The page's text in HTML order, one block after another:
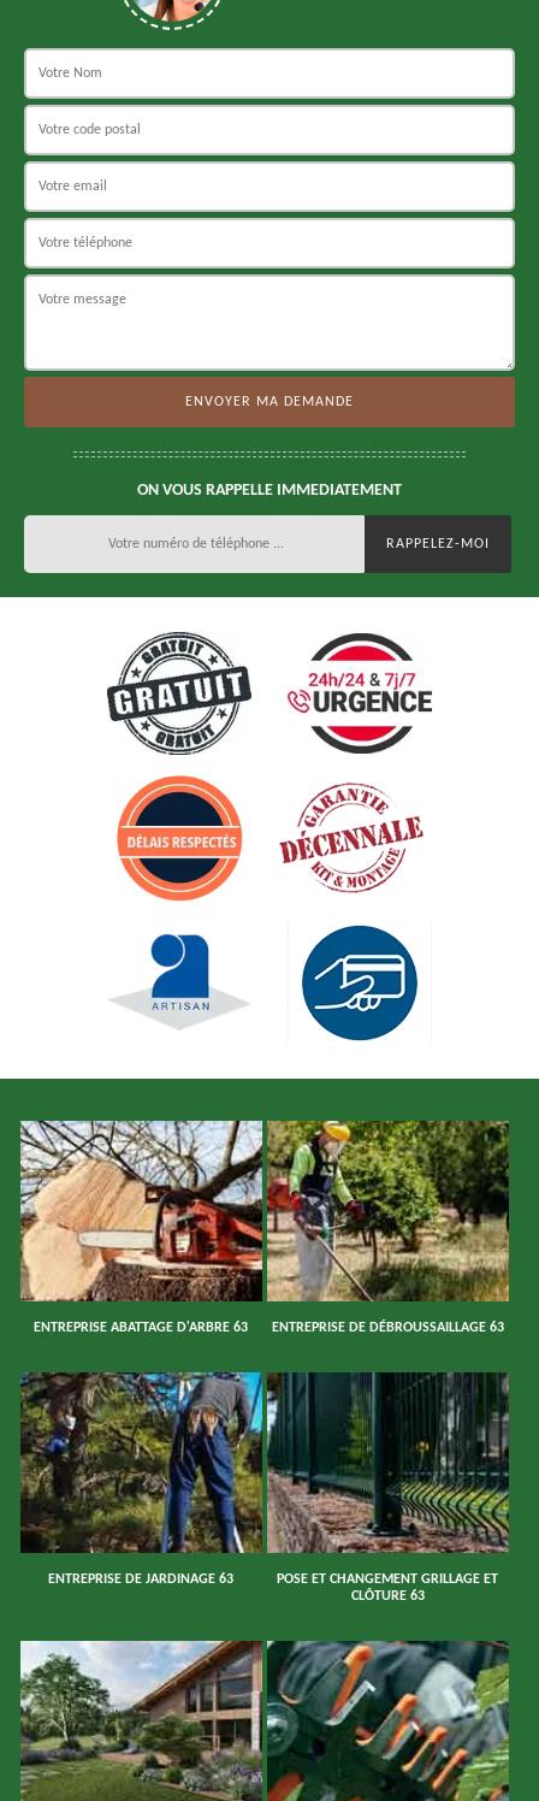
ON VOUS RAPPELLE IMMEDIATEMENT
ENTREPRISE ABATTAGE D'ARBRE 63 ENTREPRISE DE DÉBROUSSAILLAGE 63
ENTREPRISE DE JARDINAGE 63
POSE ET CHANGEMENT GRILLAGE ET
CLÔTURE 63